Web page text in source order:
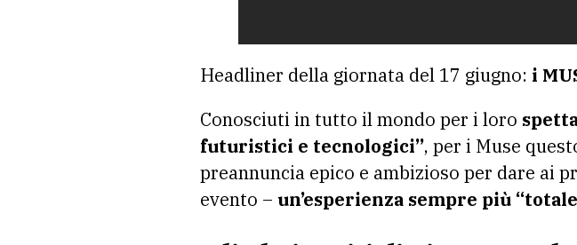
Headliner della giornata del 17 giugno: i
Conosciuti in tutto il mondo per i loro
futuristici e tecnologici’’, per i Muse
preannuncia epico e ambizioso per dare ai
evento – un’esperienza sempre più